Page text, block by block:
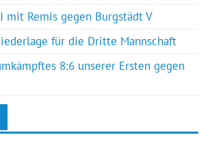
mit Remis gegen Burgstädt V
für die Dritte Mannschaft
8:6 unserer Ersten gegen